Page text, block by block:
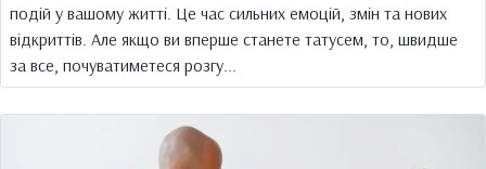
подій у вашому житті. Це час сильних емоцій, змін та нових
відкриттів. Але якщо ви вперше станете татусем, то, швидше
за все, почуватиметеся розгу...